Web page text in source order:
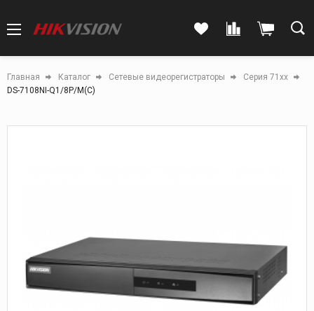
Главная Каталог Сетевые видеорегистраторы
Серия 71xx
DS-7108NI-Q1/8P/M(C)